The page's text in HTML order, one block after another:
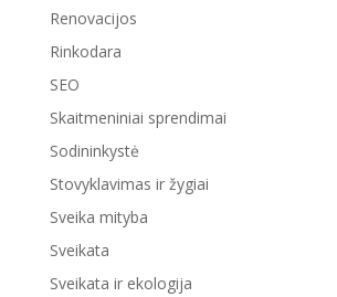
Renovacijos
Rinkodara
SEO
Skaitmeniniai sprendimai
Sodininkystė
Stovyklavimas ir žygiai
Sveika mityba
Sveikata
Sveikata ir ekologija